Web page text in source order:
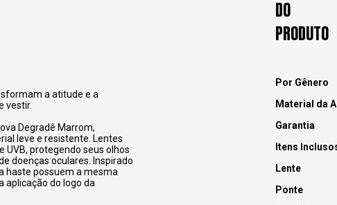
a atitude e a
vestir.
Degradê Marrom,
leve e resistente. Lentes
UVB, protegendo seus olhos
doenças oculares.
Inspirado
haste possuem a mesma
aplicação do logo da
DO
PRODUTO
Por Gênero
Material da
Garantia
Itens
Lente
Ponte